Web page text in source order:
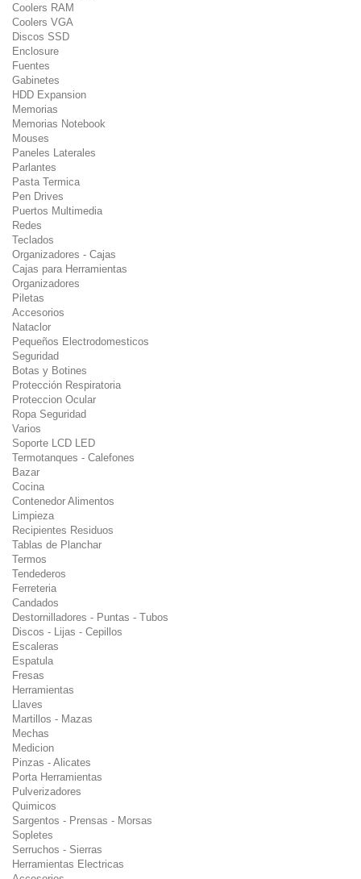
Coolers RAM
Coolers VGA
Discos SSD
Enclosure
Fuentes
Gabinetes
HDD Expansion
Memorias
Memorias Notebook
Mouses
Paneles Laterales
Parlantes
Pasta Termica
Pen Drives
Puertos Multimedia
Redes
Teclados
Organizadores - Cajas
Cajas para Herramientas
Organizadores
Piletas
Accesorios
Nataclor
Pequeños Electrodomesticos
Seguridad
Botas y Botines
Protección Respiratoria
Proteccion Ocular
Ropa Seguridad
Varios
Soporte LCD LED
Termotanques - Calefones
Bazar
Cocina
Contenedor Alimentos
Limpieza
Recipientes Residuos
Tablas de Planchar
Termos
Tendederos
Ferreteria
Candados
Destornilladores - Puntas - Tubos
Discos - Lijas - Cepillos
Escaleras
Espatula
Fresas
Herramientas
Llaves
Martillos - Mazas
Mechas
Medicion
Pinzas - Alicates
Porta Herramientas
Pulverizadores
Quimicos
Sargentos - Prensas - Morsas
Sopletes
Serruchos - Sierras
Herramientas Electricas